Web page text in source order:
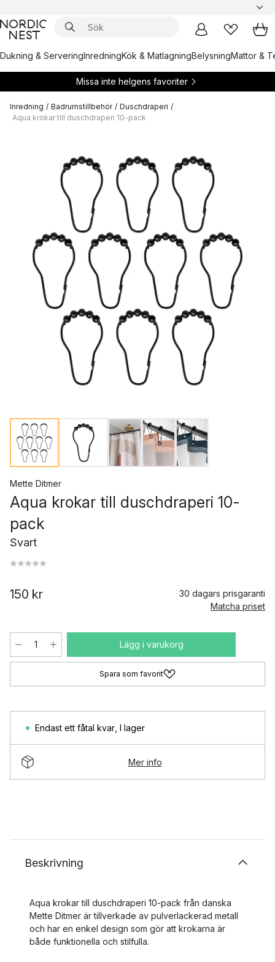
Dukning & ServeringInredningKök & MatlagningBelysningMattor &
Missa inte helgens favoriter
Inredning / Badrumstillbehör / Duschdraperi /
Aqua krokar till duschdraperi 10-pack
Mette Ditmer
Aqua krokar till duschdraperi 10-
pack
Svart
150 kr
30 dagars prisgaranti
Matcha priset
Lägg i varukorg
Spara som favorit
Endast ett fåtal kvar I lager
Mer info
Beskrivning
Aqua krokar till duschdraperi 10-pack från danska
Mette Ditmer är tillverkade av pulverlackerad metall
och har en enkel design som gör att krokarna är
både funktionella och stilfulla.